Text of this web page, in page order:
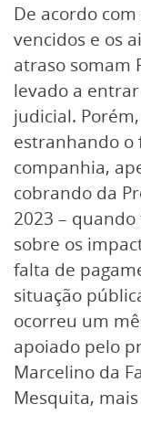
De acordo
vencidos e os
atraso somam
levado a
judicial.
estranhando o
companhia,
cobrando da
2023 –
sobre os
falta de
situação
ocorreu um
apoiado pelo
Marcelino da
Mesquita,